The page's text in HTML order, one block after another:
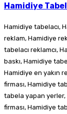
Hamidiye
Hamidiye tabelacı,
reklam, Hamidiye
tabelacı reklamcı,
baskı, Hamidiye
Hamidiye en yakın
firması, Hamidiye
tabela yapan yerler,
firması, Hamidiye